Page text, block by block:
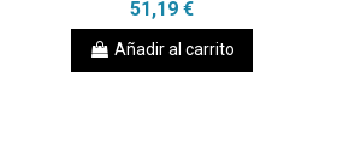
51,19 €
Añadir al carrito